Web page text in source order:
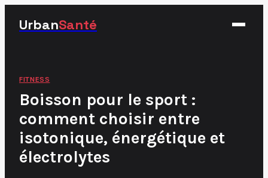
UrbanSanté
Nutrition
Santé
Sport
FITNESS
Boisson pour le sport :
comment choisir entre
isotonique, énergétique et
électrolytes